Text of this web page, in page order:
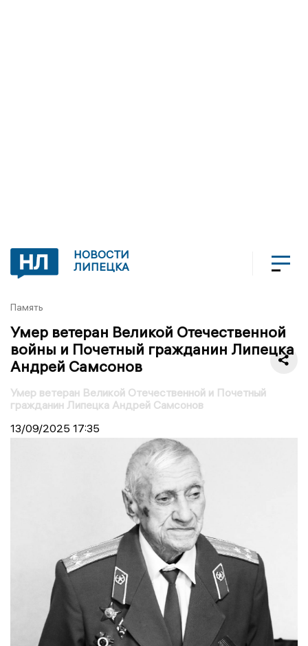
НОВОСТИ
ЛИПЕЦКА
Память
Умер ветеран Великой Отечественной
войны и Почетный гражданин Липецка
Андрей Самсонов
Умер ветеран Великой Отечественной и Почетный
гражданин Липецка Андрей Самсонов
13/09/2025 17:35